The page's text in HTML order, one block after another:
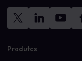
Produtos